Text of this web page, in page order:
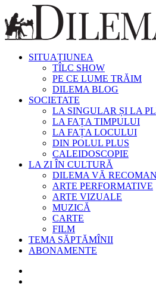
SITUAȚIUNEA
TÎLC SHOW
PE CE LUME TRĂIM
DILEMA BLOG
SOCIETATE
LA SINGULAR ȘI LA
LA FAȚA TIMPULUI
LA FAȚA LOCULUI
DIN POLUL PLUS
CALEIDOSCOPIE
LA ZI ÎN CULTURĂ
DILEMA VĂ
ARTE PERFORMATIVE
ARTE VIZUALE
MUZICĂ
CARTE
FILM
TEMA SĂPTĂMÎNII
ABONAMENTE